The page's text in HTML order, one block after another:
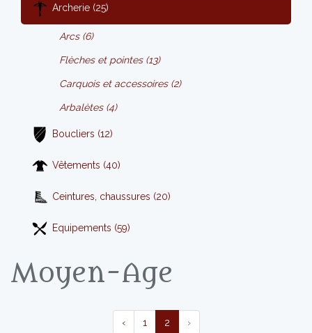
Archerie (25)
Arcs (6)
Flèches et pointes (13)
Carquois et accessoires (2)
Arbalètes (4)
Boucliers (12)
Vêtements (40)
Ceintures, chaussures (20)
Equipements (59)
Moyen-Age
‹ 1 2 ›